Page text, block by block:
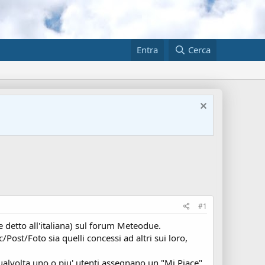
Entra Cerca
#1
detto all'italiana) sul forum Meteodue.
Post/Foto sia quelli concessi ad altri sui loro,
uno o piu' utenti assegnano un "Mi Piace"